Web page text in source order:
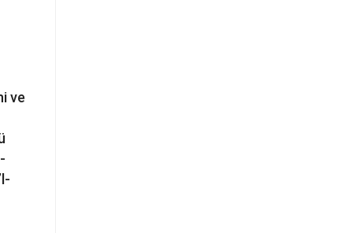
ve